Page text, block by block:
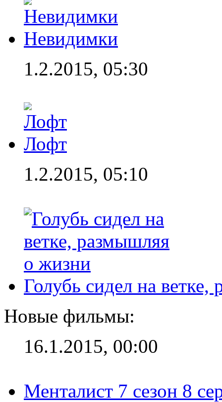
Невидимки
1.2.2015, 05:30
Лофт
1.2.2015, 05:10
Голубь сидел на
Новые фильмы:
16.1.2015, 00:00
Менталист 7 сезон 8